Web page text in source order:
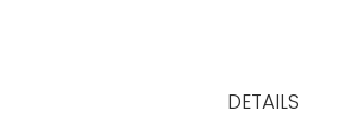
DETAILS